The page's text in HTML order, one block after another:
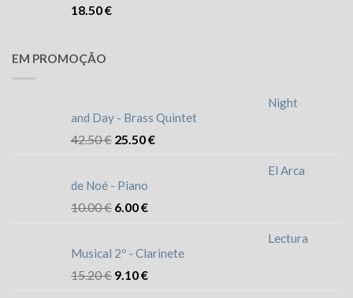
18.50€
EM PROMOÇÃO
Night
and Day - Brass Quintet
42.50€ 25.50€
El Arca
de Noé - Piano
10.00€ 6.00€
Lectura
Musical 2º - Clarinete
15.20€ 9.10€